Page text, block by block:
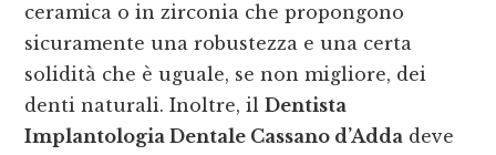
ceramica o in zirconia che propongono
sicuramente una robustezza e una certa
solidità che è uguale, se non migliore, dei
denti naturali. Inoltre, ilDentista
Implantologia Dentale Cassano d’Adda deve